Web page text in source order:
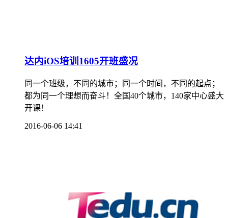
达内iOS培训1605开班盛况
同一个班级，不同的城市；同一个时间，不同的起点；
都为同一个理想而奋斗！全国40个城市，140家中心盛大
开课！
2016-06-06 14:41